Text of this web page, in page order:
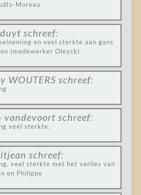
Moreau
schreef:
en veel sterkte aan gans
(medewerker Oleyck)
WOUTERS schreef:
vandevoort schreef:
veel sterkte.
schreef:
veel sterkte met het verlies van
en Philippe